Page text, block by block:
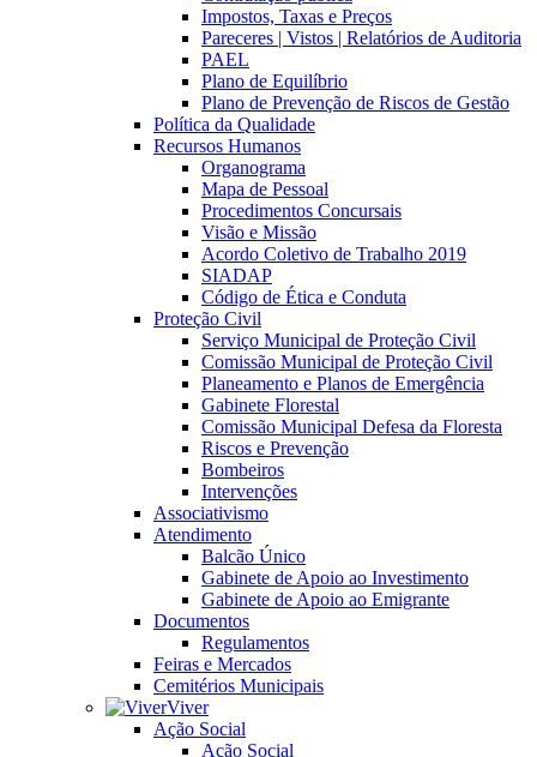
Impostos, Taxas e Preços
Pareceres | Vistos | Relatórios de Auditoria
PAEL
Plano de Equilíbrio
Plano de Prevenção de Riscos de Gestão
Política da Qualidade
Recursos Humanos
Organograma
Mapa de Pessoal
Procedimentos Concursais
Visão e Missão
Acordo Coletivo de Trabalho 2019
SIADAP
Código de Ética e Conduta
Proteção Civil
Serviço Municipal de Proteção Civil
Comissão Municipal de Proteção Civil
Planeamento e Planos de Emergência
Gabinete Florestal
Comissão Municipal Defesa da Floresta
Riscos e Prevenção
Bombeiros
Intervenções
Associativismo
Atendimento
Balcão Único
Gabinete de Apoio ao Investimento
Gabinete de Apoio ao Emigrante
Documentos
Regulamentos
Feiras e Mercados
Cemitérios Municipais
Viver
Ação Social
Ação Social